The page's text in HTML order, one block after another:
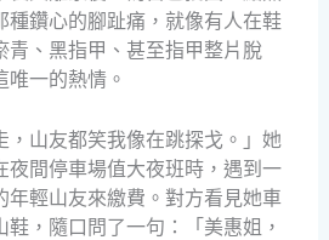
種鑽心的腳趾痛，就像有人在鞋
、黑指甲、甚至指甲整片脫
唯一的熱情。
，山友都笑我像在跳探戈。」她
夜間停車場值大夜班時，遇到一
年輕山友來繳費。對方看見她車
鞋，隨口問了一句：「美惠姐，